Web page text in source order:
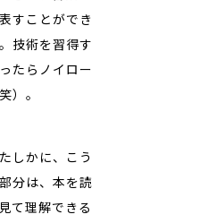
すことができ
技術を習得す
たらノイロー
）。
しかに、こう
分は、本を読
て理解できる